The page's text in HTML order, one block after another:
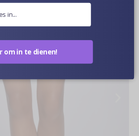
om in te dienen!